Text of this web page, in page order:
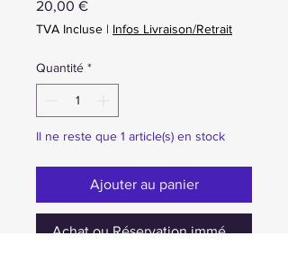
20,00 €Prix
TVA Incluse | Infos Livraison/Retrait
Quantité *
Il ne reste que 1 article(s) en stock
Ajouter au panier
Achat ou Réservation immédiate